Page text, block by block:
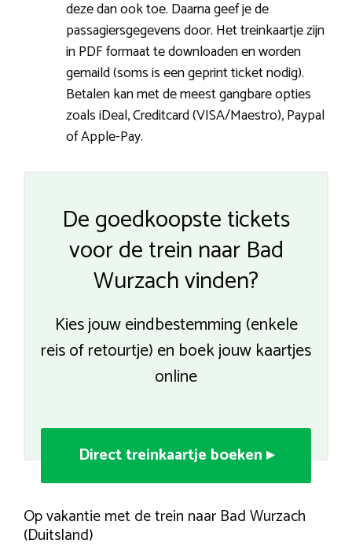
deze dan ook toe. Daarna geef je de
passagiersgegevens door. Het treinkaartje zijn
in PDF formaat te downloaden en worden
gemaild (soms is een geprint ticket nodig).
Betalen kan met de meest gangbare opties
zoals iDeal, Creditcard (VISA/Maestro), Paypal
of Apple-Pay.
De goedkoopste tickets
voor de trein naar Bad
Wurzach vinden?
Kies jouw eindbestemming (enkele
reis of retourtje) en boek jouw kaartjes
online
Direct treinkaartje boeken ▸
Op vakantie met de trein naar Bad Wurzach
(Duitsland)